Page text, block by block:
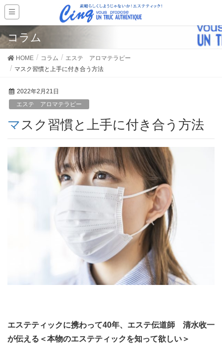
コラム
HOME コラム
エステ アロマテラピー
マスク習慣と上手に付き合う方法
2022年2月21日
エステ アロマテラピー
マスク習慣と上手に付き合う方法
エステティックに携わって40年、エステ伝道師 清水收一
が伝える＜本物のエステティックを知って欲しい＞